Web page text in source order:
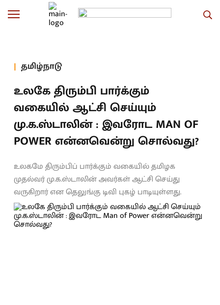
தமிழ்நாடு
உலகே திரும்பி பார்க்கும்
வகையில் ஆட்சி செய்யும்
மு.க.ஸ்டாலின் : இவரோட MAN OF
POWER என்னவென்று சொல்வது?
உலகமே திரும்பிப் பார்க்கும் வகையில் தமிழக
முதல்வர் மு.க.ஸ்டாலின் அவர்கள் ஆட்சி செய்து
வருகிறார் என தெலுங்கு டிவி புகழ் பாடியுள்ளது.